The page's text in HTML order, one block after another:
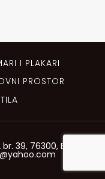
I PLAKARI
PROSTOR
39, 76300, Bijeljina